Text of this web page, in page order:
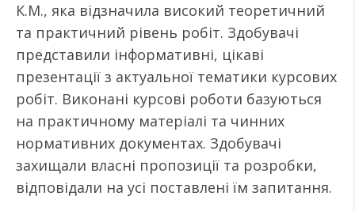
К.М., яка відзначила високий теоретичний
та практичний рівень робіт. Здобувачі
представили інформативні, цікаві
презентації з актуальної тематики курсових
робіт. Виконані курсові роботи базуються
на практичному матеріалі та чинних
нормативних документах. Здобувачі
захищали власні пропозиції та розробки,
відповідали на усі поставлені їм запитання.